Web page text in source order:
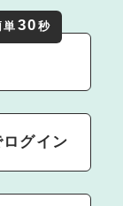
単 30 秒
グイン